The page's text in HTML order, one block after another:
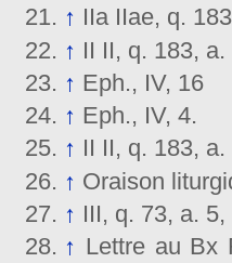
↑ IIa IIae, q. 183
↑ II II, q. 183,
↑ Eph., IV, 16
↑ Eph., IV, 4.
↑ II II, q. 183,
↑ Oraison
↑ III, q. 73, a.
↑ Lettre au Bx